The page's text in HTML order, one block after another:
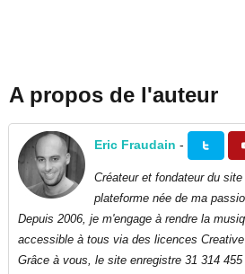
A propos de l'auteur
Eric Fraudain -
Créateur et fondateur du
plateforme née de ma
Depuis 2006, je m'engage à rendre la
accessible à tous via des licences Creative
Grâce à vous, le site enregistre 31 314